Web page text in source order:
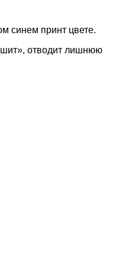
синем принт цвете.
отводит лишнюю